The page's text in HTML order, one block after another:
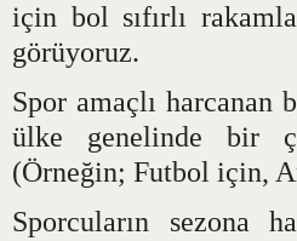
için bol sıfırlı
görüyoruz.
Spor amaçlı harcanan
ülke genelinde bir
(Örneğin; Futbol için,
Sporcuların sezona